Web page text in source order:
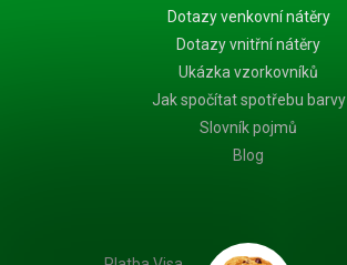
Dotazy venkovní nátěry
Dotazy vnitřní nátěry
Ukázka vzorkovníků
Jak spočítat spotřebu barvy
Slovník pojmů
Blog